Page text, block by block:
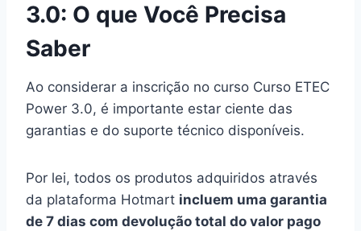
3.0: O que Você Precisa
Saber
Ao considerar a inscrição no curso Curso ETEC
Power 3.0, é importante estar ciente das
garantias e do suporte técnico disponíveis.
Por lei, todos os produtos adquiridos através
da plataforma Hotmart incluem uma garantia
de 7 dias com devolução total do valor pago